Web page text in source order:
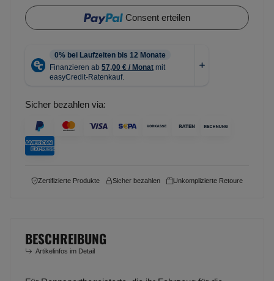
Consent erteilen
Sicher bezahlen via:
Zertifizierte Produkte Sicher bezahlen Unkomplizierte Retoure
BESCHREIBUNG
Artikelinfos im Detail